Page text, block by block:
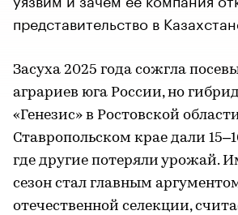
представительство в
Засуха 2025 года сожгла
аграриев юга России, но
«Генезис» в Ростовской
Ставропольском крае дали
где другие потеряли урожай.
сезон стал главным
отечественной селекции,